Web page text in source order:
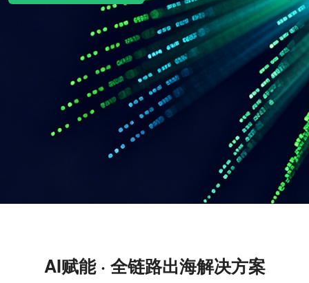
AI赋能 · 全链路出海解决方案